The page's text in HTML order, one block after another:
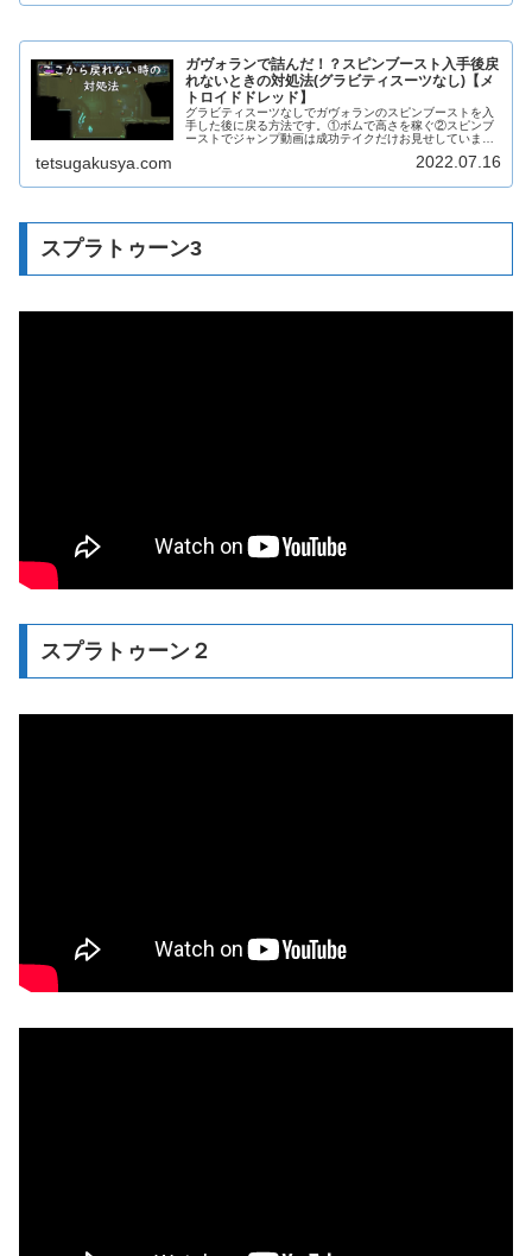
ガヴォランで詰んだ！？スピンブースト入手後戻
れないときの対処法(グラビティスーツなし)【メ
トロイドドレッド】
グラビティスーツなしでガヴォランのスピンブーストを入
手した後に戻る方法です。①ボムで高さを稼ぐ②スピンブ
ーストでジャンプ動画は成功テイクだけお見せしています
tetsugakusya.com 2022.07.16
スプラトゥーン3
スプラトゥーン２